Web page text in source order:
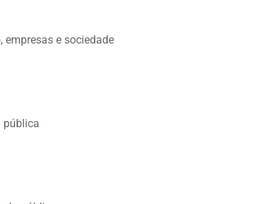
empresas e sociedade
pública